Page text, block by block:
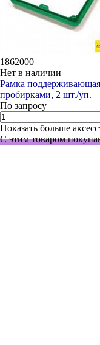
1862000
Нет в наличии
Рамка
пробирками, 2 шт./уп.
По запросу
Показать больше
С этим товаром